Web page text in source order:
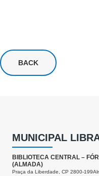
BACK
MUNICIPAL
BIBLIOTECA CENTRAL –
(ALMADA)
Praça da Liberdade, CP 2800-